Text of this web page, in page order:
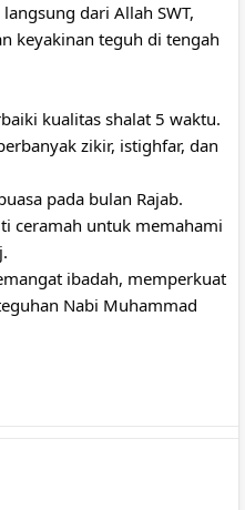
dari Allah SWT,
keyakinan teguh di tengah
kualitas shalat 5 waktu.
zikir, istighfar, dan
pada bulan Rajab.
ceramah untuk memahami
ibadah, memperkuat
Nabi Muhammad